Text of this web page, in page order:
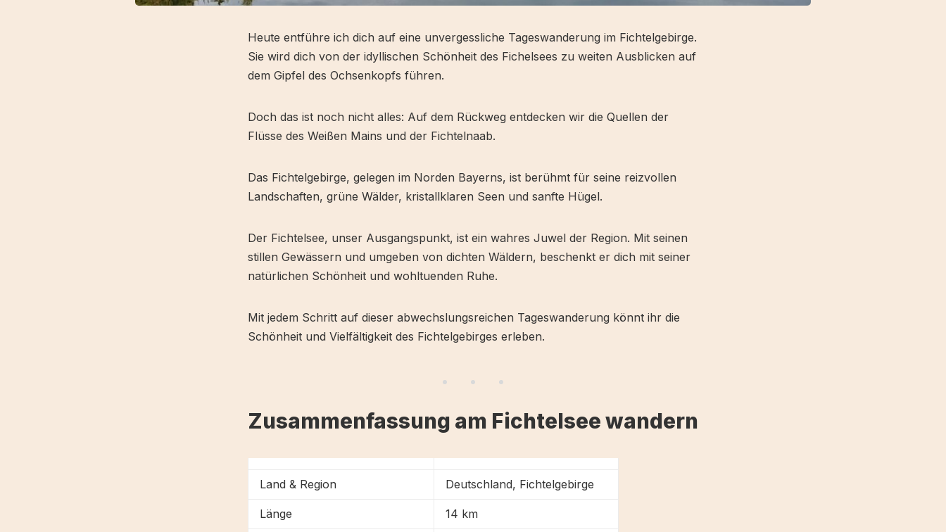
Heute entführe ich dich auf eine unvergessliche Tageswanderung im Fichtelgebirge.
Sie wird dich von der idyllischen Schönheit des Fichelsees zu weiten Ausblicken auf
dem Gipfel des Ochsenkopfs führen.
Doch das ist noch nicht alles: Auf dem Rückweg entdecken wir die Quellen der
Flüsse des Weißen Mains und der Fichtelnaab.
Das Fichtelgebirge, gelegen im Norden Bayerns, ist berühmt für seine reizvollen
Landschaften, grüne Wälder, kristallklaren Seen und sanfte Hügel.
Der Fichtelsee, unser Ausgangspunkt, ist ein wahres Juwel der Region. Mit seinen
stillen Gewässern und umgeben von dichten Wäldern, beschenkt er dich mit seiner
natürlichen Schönheit und wohltuenden Ruhe.
Mit jedem Schritt auf dieser abwechslungsreichen Tageswanderung könnt ihr die
Schönheit und Vielfältigkeit des Fichtelgebirges erleben.
Zusammenfassung am Fichtelsee wandern
Land & Region Deutschland, Fichtelgebirge
Länge 14 km